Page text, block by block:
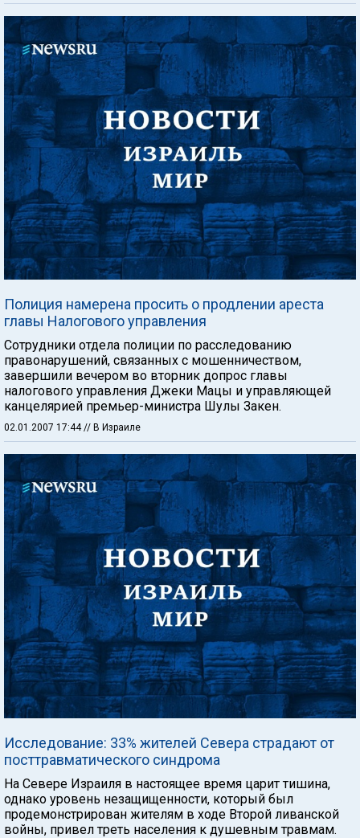
Полиция намерена просить о продлении ареста
главы Налогового управления
Сотрудники отдела полиции по расследованию
правонарушений, связанных с мошенничеством,
завершили вечером во вторник допрос главы
налогового управления Джеки Мацы и управляющей
канцелярией премьер-министра Шулы Закен.
02.01.2007 17:44// В Израиле
Исследование: 33% жителей Севера страдают от
посттравматического синдрома
На Севере Израиля в настоящее время царит тишина,
однако уровень незащищенности, который был
продемонстрирован жителям в ходе Второй ливанской
войны, привел треть населения к душевным травмам.